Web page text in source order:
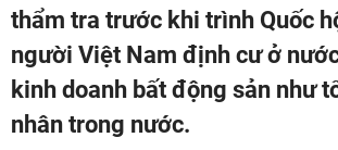
thẩm tra trước khi trình Quốc
người Việt Nam định cư ở
kinh doanh bất động sản như
nhân trong nước.